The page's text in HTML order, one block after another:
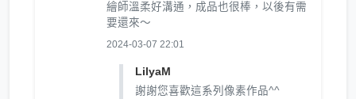
繪師溫柔好溝通，成品也很棒，以後有需
要還來～
2024-03-07 22:01
LilyaM
謝謝您喜歡這系列像素作品^^